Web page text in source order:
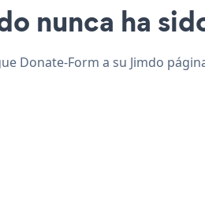
nunca ha
Donate-Form a su Jimdo